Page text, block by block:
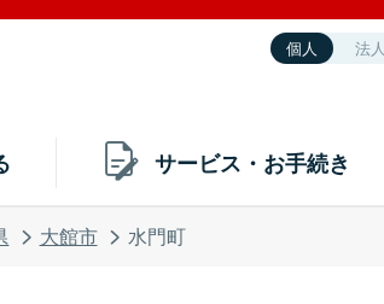
個人 法人
サービス・お手続き
大館市 水門町